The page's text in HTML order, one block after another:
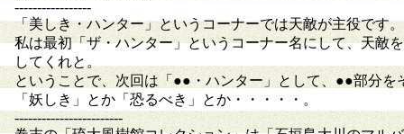
-----------------
「美しき・ハンター」というコーナーでは天敵が主役です
私は最初「ザ・ハンター」というコーナー名にして、天敵
してくれと。
ということで、次回は「●●・ハンター」として、●●部分
「妖しき」とか「恐るべき」とか・・・・・。
------------------------